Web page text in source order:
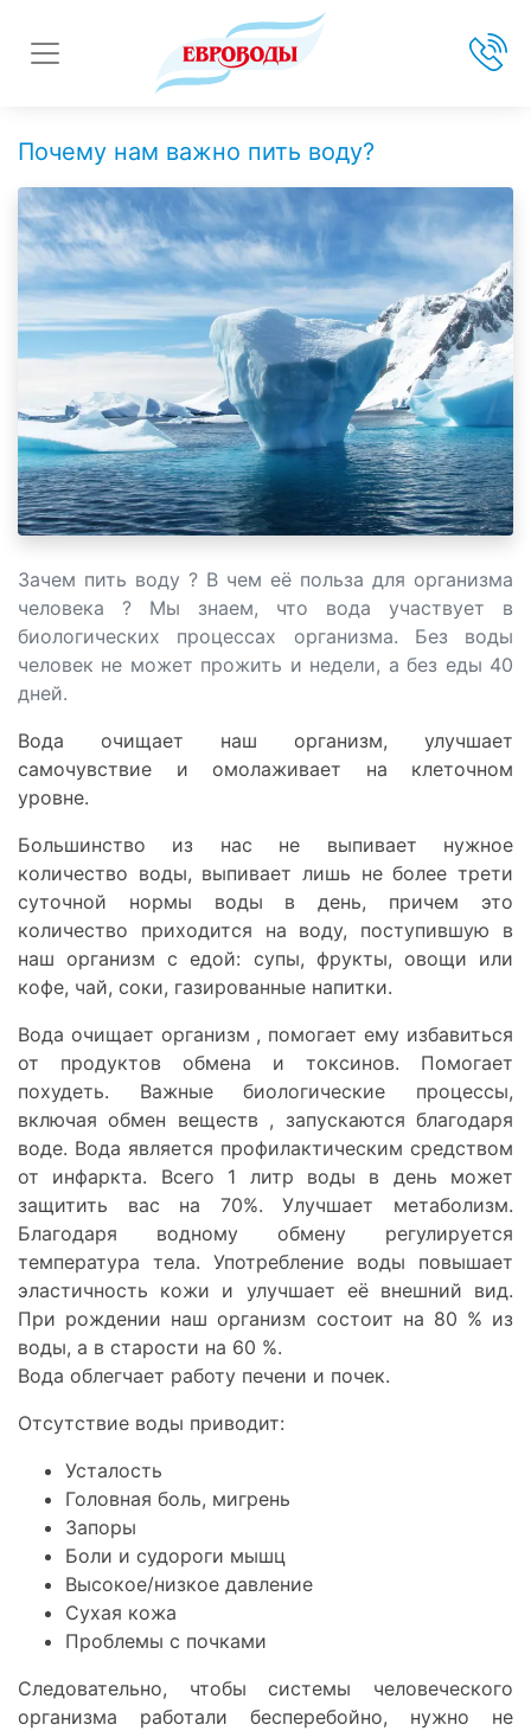
Почему нам важно пить воду?
Зачем пить воду ? В чем её польза для организма
человека ? Мы знаем, что вода участвует в
биологических процессах организма. Без воды
человек не может прожить и недели, а без еды 40
дней.
Вода очищает наш организм, улучшает
самочувствие и омолаживает на клеточном
уровне.
Большинство из нас не выпивает нужное
количество воды, выпивает лишь не более трети
суточной нормы воды в день, причем это
количество приходится на воду, поступившую в
наш организм с едой: супы, фрукты, овощи или
кофе, чай, соки, газированные напитки.
Вода очищает организм , помогает ему избавиться
от продуктов обмена и токсинов. Помогает
похудеть. Важные биологические процессы,
включая обмен веществ , запускаются благодаря
воде. Вода является профилактическим средством
от инфаркта. Всего 1 литр воды в день может
защитить вас на 70%. Улучшает метаболизм.
Благодаря водному обмену регулируется
температура тела. Употребление воды повышает
эластичность кожи и улучшает её внешний вид.
При рождении наш организм состоит на 80 % из
воды, а в старости на 60 %.
Вода облегчает работу печени и почек.
Отсутствие воды приводит:
Усталость
Головная боль, мигрень
Запоры
Боли и судороги мышц
Высокое/низкое давление
Сухая кожа
Проблемы с почками
Следовательно, чтобы системы человеческого
организма работали бесперебойно, нужно не